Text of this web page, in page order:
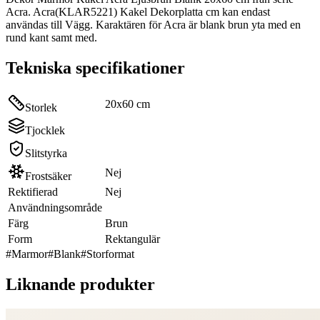
Acra. Acra(KLAR5221) Kakel Dekorplatta cm kan endast
användas till Vägg. Karaktären för Acra är blank brun yta med en
rund kant samt med.
Tekniska specifikationer
Storlek 20x60 cm
Tjocklek
Slitstyrka
Frostsäker
Nej
Rektifierad
Nej
Användningsområde
Färg
Brun
Form
Rektangulär
#Marmor#Blank#Storformat
Liknande produkter